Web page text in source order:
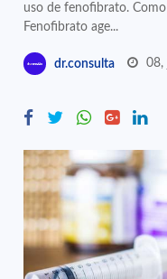
uso de fenofibrato.
Fenofibrato age...
dr.consulta 08,